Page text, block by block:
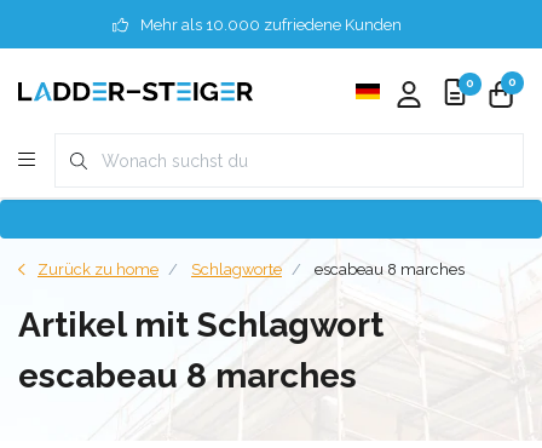
Mehr als 10.000 zufriedene Kunden
0 0
Zurück zu home Schlagworte escabeau 8 marches
Artikel mit Schlagwort
escabeau 8 marches